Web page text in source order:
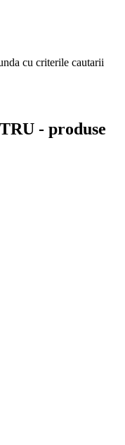
cu criterile cautarii
- produse